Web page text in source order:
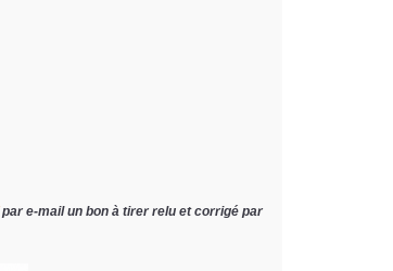
par e-mail un bon à tirer relu et corrigé par